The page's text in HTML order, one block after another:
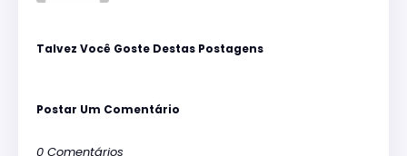
Talvez Você Goste Destas Postagens
Postar Um Comentário
0 Comentários